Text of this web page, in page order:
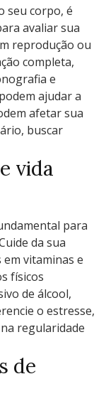
seu corpo, é
avaliar sua
reprodução ou
completa,
e
ajudar a
afetar sua
buscar
vida
para
da sua
vitaminas e
físicos
de álcool,
o estresse,
regularidade
de